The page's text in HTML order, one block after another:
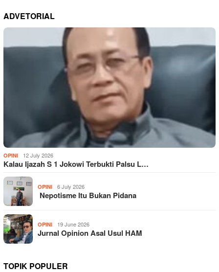
ADVETORIAL
OPINI 12 July 2026
Kalau Ijazah S 1 Jokowi Terbukti Palsu L…
OPINI 6 July 2026
Nepotisme Itu Bukan Pidana
OPINI 19 June 2026
Jurnal Opinion Asal Usul HAM
TOPIK POPULER